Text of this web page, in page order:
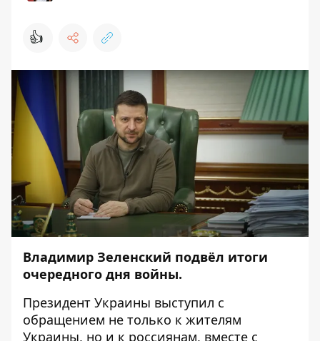
👍
Владимир Зеленский подвёл итоги
очередного дня войны.
Президент Украины выступил с
обращением не только к жителям
Украины, но и к россиянам, вместе с